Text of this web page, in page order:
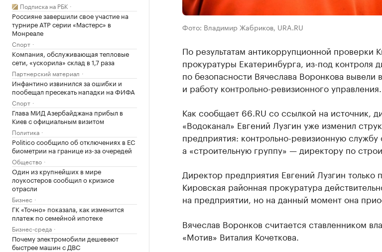
Подписка на РБК
Россияне завершили свое участие на
турнире ATP серии «Мастерс» в
Монреале
Спорт
Компания, обслуживающая тепловые
сети, «ускорила» склад в 1,7 раза
Партнерский материал
Инфантино извинился за ошибки и
пообещал пресекать нападки на ФИФА
Спорт
Глава МИД Азербайджана прибыл в
Киев с официальным визитом
Политика
Politico сообщило об отключениях в ЕС
биометрии на границе из-за очередей
Общество
Один из крупнейших в мире
лоукостеров сообщил о кризисе
отрасли
Бизнес
ГК «Точно» показала, как изменится
платеж по семейной ипотеке
Бизнес-среда
Почему электромобили дешевеют
быстрее машин с ДВС
Фото: Владимир Жабриков, URA.RU
По результатам антикоррупционной проверки
прокуратуры Екатеринбурга, из-под контроля
по безопасности Вячеслава Воронкова вывели
и работу контрольно-ревизионного управления.
Как сообщает 66.RU со ссылкой на источник,
«Водоканал» Евгений Лузгин уже изменил
предприятия: контрольно-ревизионную службу
а «строительную группу» — директору по
Директор предприятия Евгений Лузгин только
Кировская районная прокуратура
на предприятии, но на данный момент она
Вячеслав Воронков считается ставленником
«Мотив» Виталия Кочеткова.